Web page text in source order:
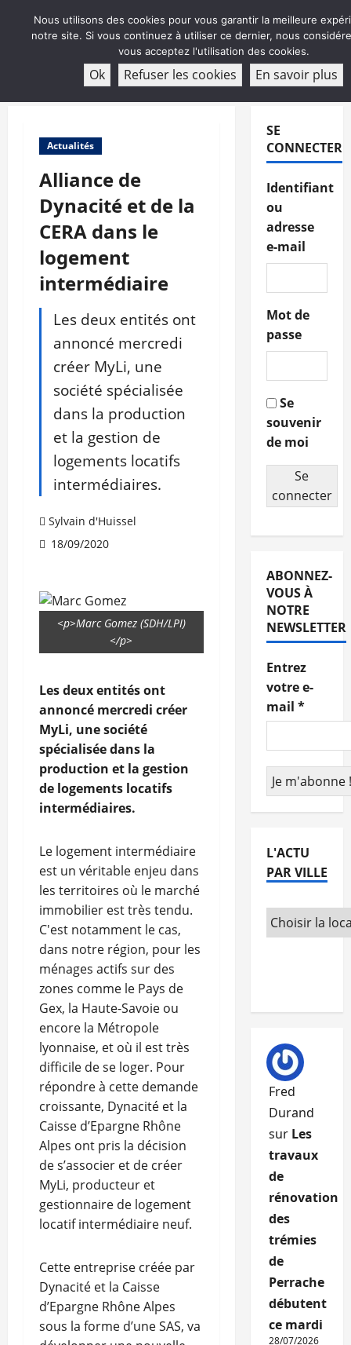
ABONNEMENT
Actualités
Alliance de
Dynacité et de la
CERA dans le
logement
intermédiaire
Les deux entités ont
annoncé mercredi
créer MyLi, une
société spécialisée
dans la production
et la gestion de
logements locatifs
intermédiaires.
Sylvain d'Huissel
18/09/2020
<p>Marc Gomez (SDH/LPI)
</p>
Les deux entités ont
annoncé mercredi créer
MyLi, une société
spécialisée dans la
production et la gestion
de logements locatifs
intermédiaires.
Le logement intermédiaire
est un véritable enjeu dans
les territoires où le marché
immobilier est très tendu.
C'est notamment le cas,
dans notre région, pour les
ménages actifs sur des
zones comme le Pays de
Gex, la Haute-Savoie ou
encore la Métropole
lyonnaise, et où il est très
difficile de se loger. Pour
répondre à cette demande
croissante, Dynacité et la
Caisse d’Epargne Rhône
Alpes ont pris la décision
de s’associer et de créer
MyLi, producteur et
gestionnaire de logement
locatif intermédiaire neuf.
Cette entreprise créée par
Dynacité et la Caisse
d’Epargne Rhône Alpes
sous la forme d’une SAS, va
SE
CONNECTER
Identifiant
ou
adresse
e-mail
Mot de
passe
Se
souvenir
de moi
Se
connecter
ABONNEZ-
VOUS À
NOTRE
NEWSLETTER
Entrez
votre e-
mail *
L'ACTU
PAR VILLE
Fred
Durand
sur Les
travaux
de
rénovation
des
trémies
de
Perrache
débutent
ce mardi
28/07/2026
Nous utilisons des cookies pour vous garantir la meilleure
notre site. Si vous continuez à utiliser ce dernier, nous
vous acceptez l'utilisation des cookies.
Ok Refuser les cookies En savoir plus